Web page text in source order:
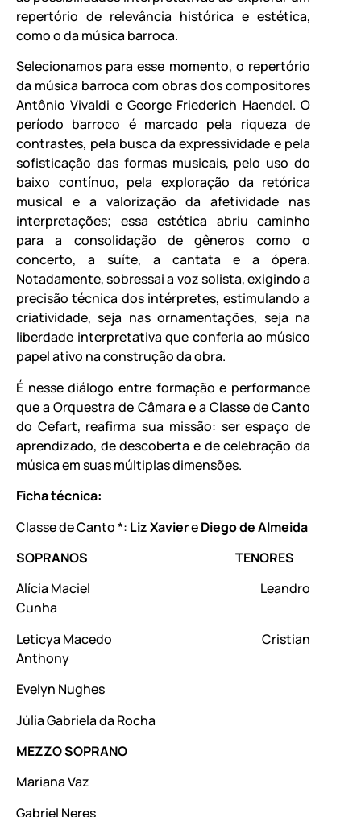
repertório de relevância histórica e estética,
como o da música barroca.
Selecionamos para esse momento, o repertório
da música barroca com obras dos compositores
Antônio Vivaldi e George Friederich Haendel. O
período barroco é marcado pela riqueza de
contrastes, pela busca da expressividade e pela
sofisticação das formas musicais, pelo uso do
baixo contínuo, pela exploração da retórica
musical e a valorização da afetividade nas
interpretações; essa estética abriu caminho
para a consolidação de gêneros como o
concerto, a suíte, a cantata e a ópera.
Notadamente, sobressai a voz solista, exigindo a
precisão técnica dos intérpretes, estimulando a
criatividade, seja nas ornamentações, seja na
liberdade interpretativa que conferia ao músico
papel ativo na construção da obra.
É nesse diálogo entre formação e performance
que a Orquestra de Câmara e a Classe de Canto
do Cefart, reafirma sua missão: ser espaço de
aprendizado, de descoberta e de celebração da
música em suas múltiplas dimensões.
Ficha técnica:
Classe de Canto *: Liz XaviereDiego de Almeida
SOPRANOS TENORES
Alícia Maciel Leandro
Cunha
Leticya Macedo Cristian
Anthony
Evelyn Nughes
Júlia Gabriela da Rocha
MEZZO SOPRANO
Mariana Vaz
Gabriel Neres